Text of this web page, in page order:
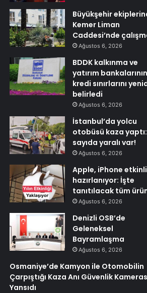
Büyükşehir
Kemer Liman
Caddesi’nde
Ağustos 6, 2026
BDDK kalkınma ve
yatırım bankalarının
kredi sınırlarını
belirledi
Ağustos 6, 2026
İstanbul’da yolcu
otobüsü kaza
sayıda yaralı var!
Ağustos 6, 2026
Apple, iPhone
hazırlanıyor: İşte
tanıtılacak tüm
Ağustos 6, 2026
Denizli OSB’de
Geleneksel
Bayramlaşma
Ağustos 6, 2026
Osmaniye’de Kamyon ile Otomobilin
Çarpıştığı Kaza Anı Güvenlik
Yansıdı